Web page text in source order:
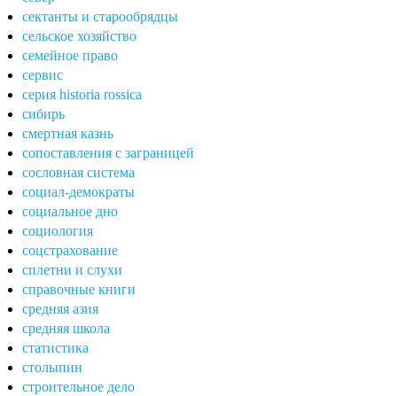
сектанты и старообрядцы
сельское хозяйство
семейное право
сервис
серия historia rossica
сибирь
смертная казнь
сопоставления с заграницей
сословная система
социал-демократы
социальное дно
социология
соцстрахование
сплетни и слухи
справочные книги
средняя азия
средняя школа
статистика
столыпин
строительное дело